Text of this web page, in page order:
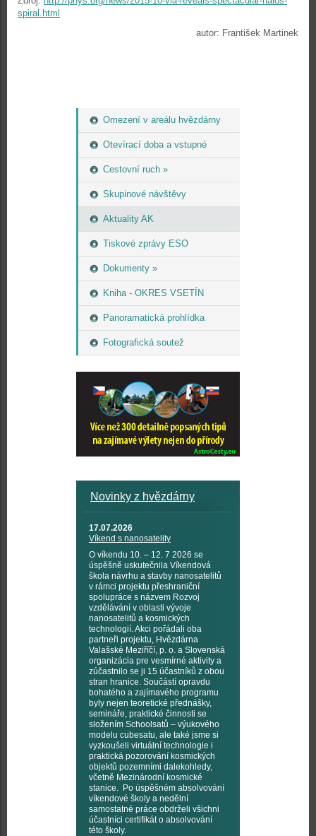
Omezení v areálu hvězdárny
Otevírací doba a vstupné
Cestovní ruch »
Skupinové návštěvy
Aktuality AK
Tiskové zprávy ESO
Dokumenty »
Kniha - OKRES VSETÍN
Panoramatická prohlídka
Fotografická soutež
Novinky z hvězdárny
17.07.2026
Víkend s nanosatelity
O víkendu 10. – 12. 7 2026 se
úspěšně uskutečnila Víkendová
škola návrhu a stavby nanosatelitů
v rámci projektu přeshraniční
spolupráce s názvem Rozvoj
vzdělávání v oblasti vývoje
nanosatelitů a kosmických
technologií. Akci pořádali oba
partneři projektu, Hvězdárna
Valašské Meziříčí, p. o. a Slovenská
organizácia pre vesmírné aktivity a
zúčastnilo se ji 15 účastníků z obou
stran hranice. Součástí opravdu
bohatého a zajímavého programu
byly nejen teoretické přednášky,
semináře, praktické činnosti se
složením Schoolsatů – výukového
modelu cubesatu, ale také jsme si
vyzkoušeli virtuální technologie i
praktická pozorování kosmických
objektů pozemními dalekohledy,
včetně Mezinárodní kosmické
stanice. Po úspěšném absolvování
víkendové školy a nedělní
samostatné práce obdrželi všichni
účastníci certifikát o absolvování
této školy.
spiral.html
autor: František Martinek